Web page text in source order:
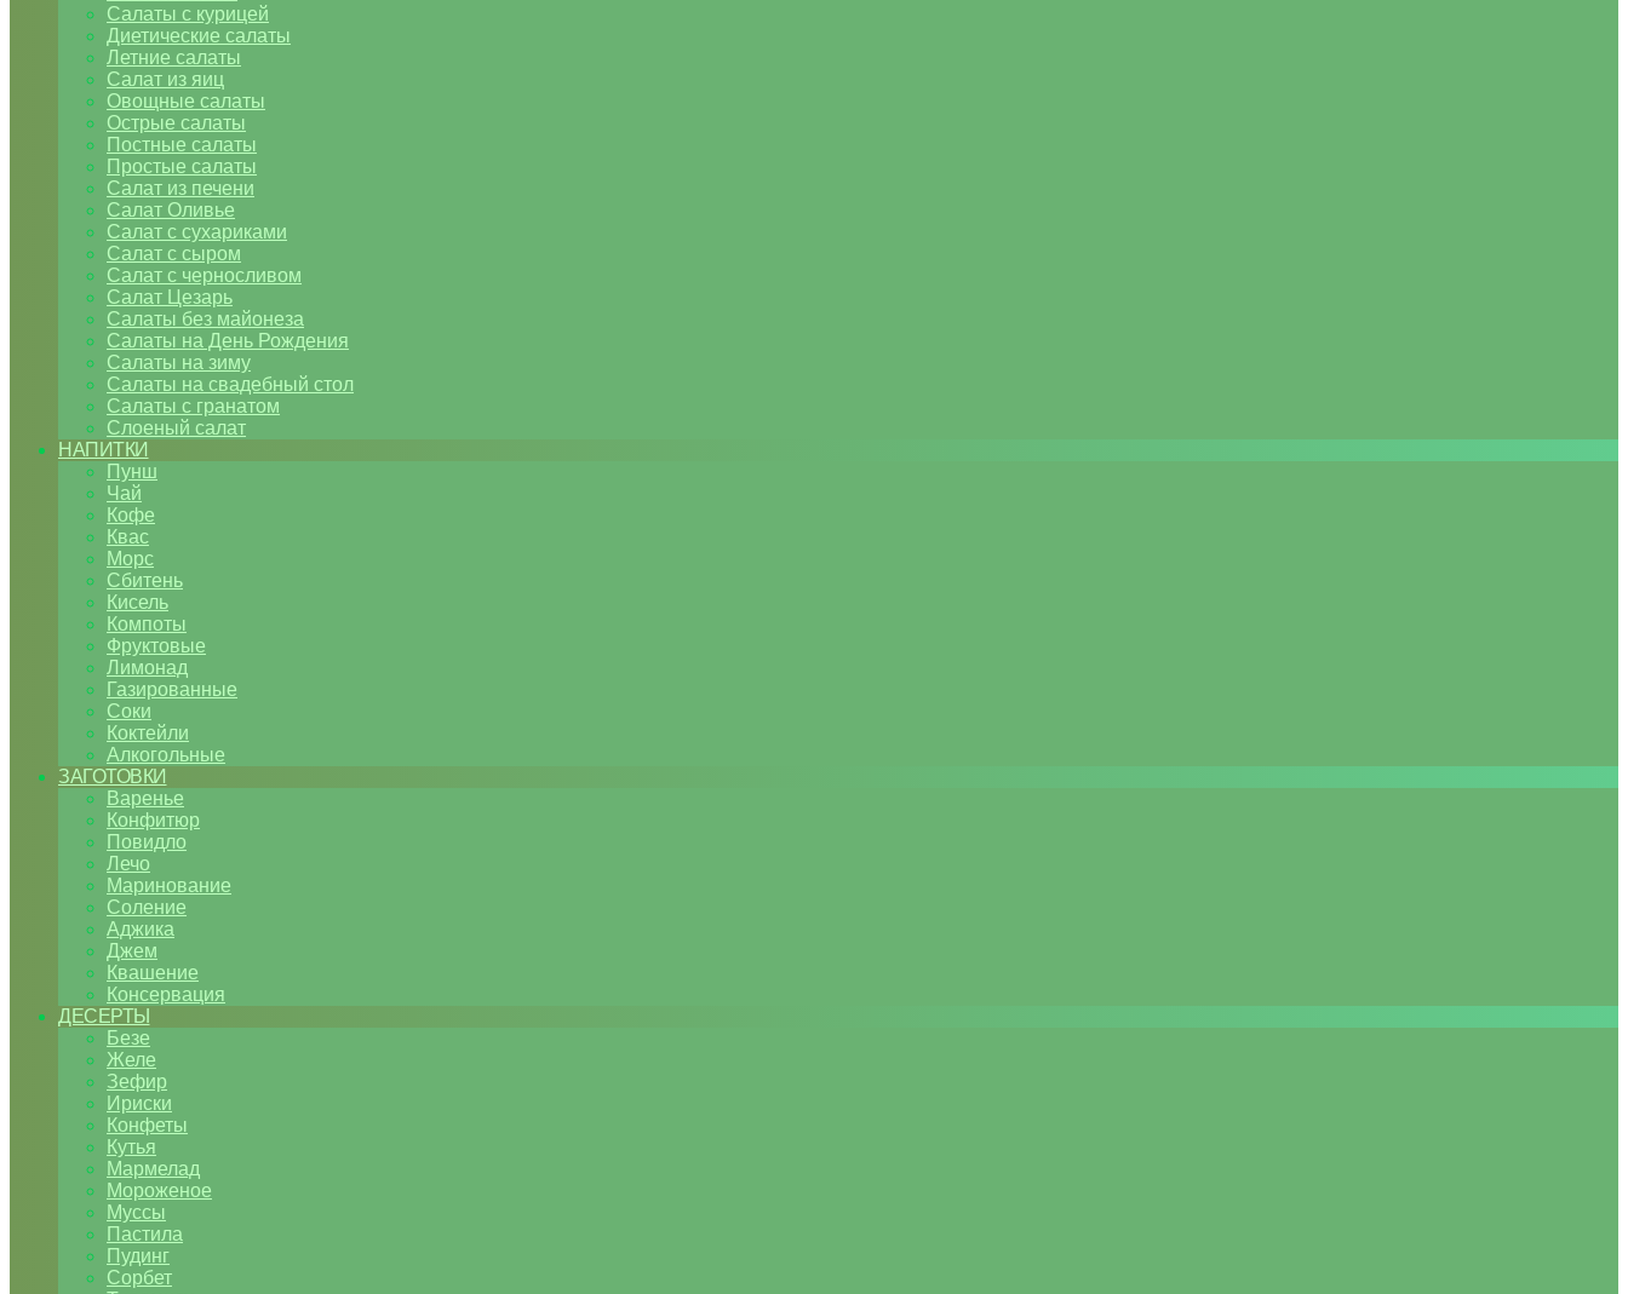
Салаты с курицей
Диетические салаты
Летние салаты
Салат из яиц
Овощные салаты
Острые салаты
Постные салаты
Простые салаты
Салат из печени
Салат Оливье
Салат с сухариками
Салат с сыром
Салат с черносливом
Салат Цезарь
Салаты без майонеза
Салаты на День Рождения
Салаты на зиму
Салаты на свадебный стол
Салаты с гранатом
Слоеный салат
НАПИТКИ
Пунш
Чай
Кофе
Квас
Морс
Сбитень
Кисель
Компоты
Фруктовые
Лимонад
Газированные
Соки
Коктейли
Алкогольные
ЗАГОТОВКИ
Варенье
Конфитюр
Повидло
Лечо
Маринование
Соление
Аджика
Джем
Квашение
Консервация
ДЕСЕРТЫ
Безе
Желе
Зефир
Ириски
Конфеты
Кутья
Мармелад
Мороженое
Муссы
Пастила
Пудинг
Сорбет